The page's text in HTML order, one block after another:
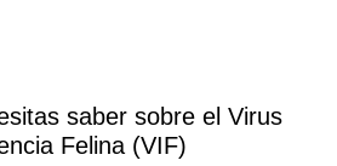
saber sobre el Virus
Felina (VIF)